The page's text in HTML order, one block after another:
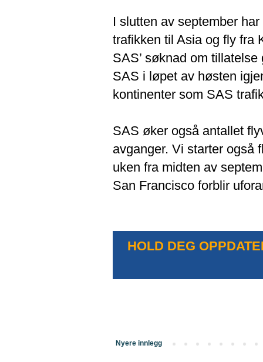
I slutten av september
trafikken til Asia og fly fra
SAS’ søknad om
SAS i løpet av høsten
kontinenter som SAS
SAS øker også antallet
avganger. Vi starter også
uken fra midten av
San Francisco forblir
HOLD DEG
Nyere innlegg